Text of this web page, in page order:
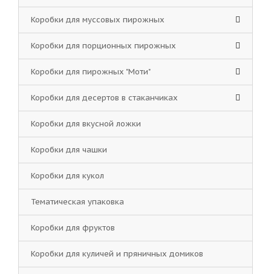
Коробки для муссовых пирожных
Коробки для порционных пирожных
Коробки для пирожных "Моти"
Коробки для десертов в стаканчиках
Коробки для вкусной ложки
Коробки для чашки
Коробки для кукол
Тематическая упаковка
Коробки для фруктов
Коробки для куличей и пряничных домиков